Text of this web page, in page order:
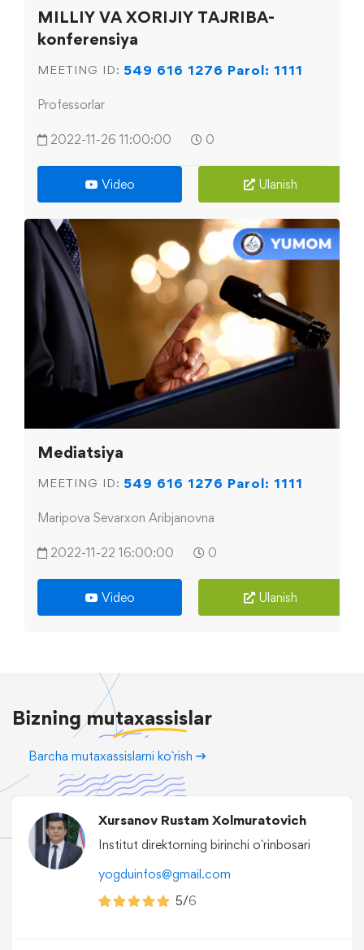
MILLIY VA XORIJIY TAJRIBA-
konferensiya
MEETING ID: 549 616 1276 Parol: 1111
Professorlar
2022-11-26 11:00:00 0
Video Ulanish
Mediatsiya
MEETING ID: 549 616 1276 Parol: 1111
Maripova Sevarxon Aribjanovna
2022-11-22 16:00:00 0
Video Ulanish
Bizningmutaxassislar
Barcha mutaxassislarni ko`rish
Xursanov Rustam Xolmuratovich
Institut direktorning birinchi o`rinbosari
yogduinfos@gmail.com
5/6